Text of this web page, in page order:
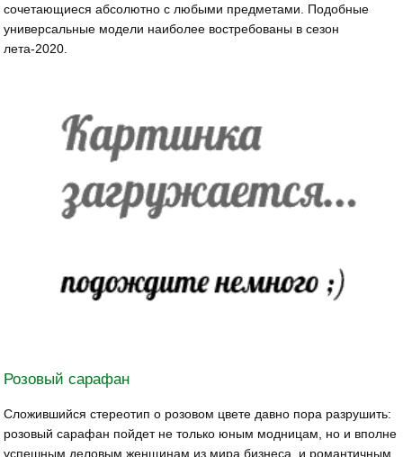
сочетающиеся абсолютно с любыми предметами. Подобные
универсальные модели наиболее востребованы в сезон
лета-2020.
Розовый сарафан
Сложившийся стереотип о розовом цвете давно пора разрушить:
розовый сарафан пойдет не только юным модницам, но и вполне
успешным деловым женщинам из мира бизнеса, и романтичным